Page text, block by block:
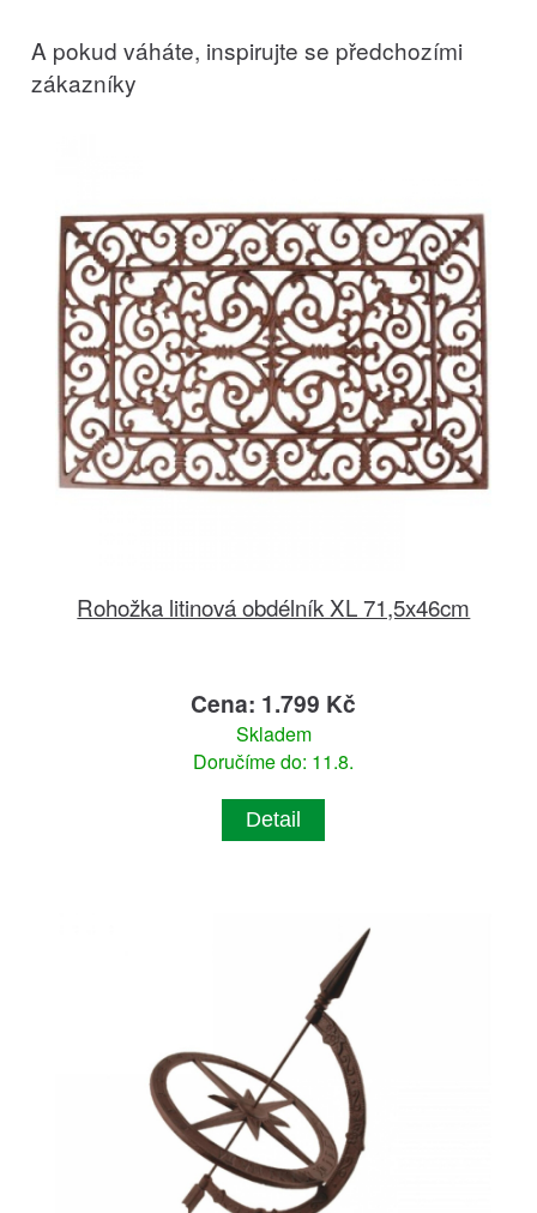
A pokud váháte, inspirujte se předchozími
zákazníky
Rohožka litinová obdélník XL 71,5x46cm
Cena: 1.799 Kč
Skladem
Doručíme do: 11.8.
Detail